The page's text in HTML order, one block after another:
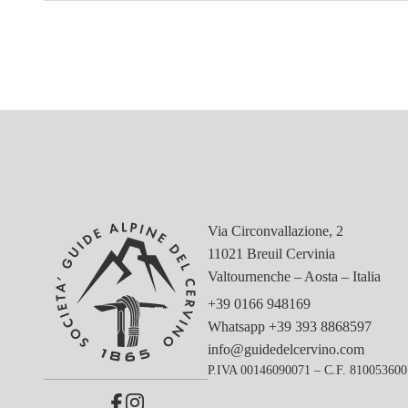
Via Circonvallazione, 2
11021 Breuil Cervinia
Valtournenche – Aosta – Italia
+39 0166 948169
Whatsapp +39 393 8868597
info@guidedelcervino.com
P.IVA 00146090071 – C.F.